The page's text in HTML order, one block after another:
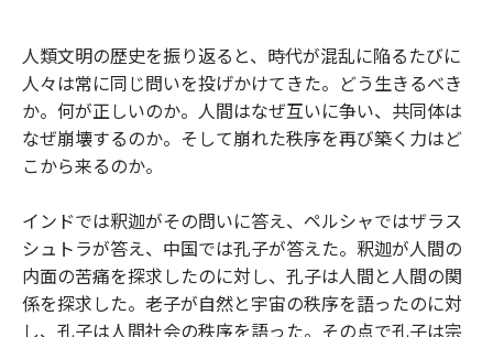
人類文明の歴史を振り返ると、時代が混乱に陥るたびに
人々は常に同じ問いを投げかけてきた。どう生きるべき
か。何が正しいのか。人間はなぜ互いに争い、共同体は
なぜ崩壊するのか。そして崩れた秩序を再び築く力はど
こから来るのか。
インドでは釈迦がその問いに答え、ペルシャではザラス
シュトラが答え、中国では孔子が答えた。釈迦が人間の
内面の苦痛を探求したのに対し、孔子は人間と人間の関
係を探求した。老子が自然と宇宙の秩序を語ったのに対
し、孔子は人間社会の秩序を語った。その点で孔子は宗